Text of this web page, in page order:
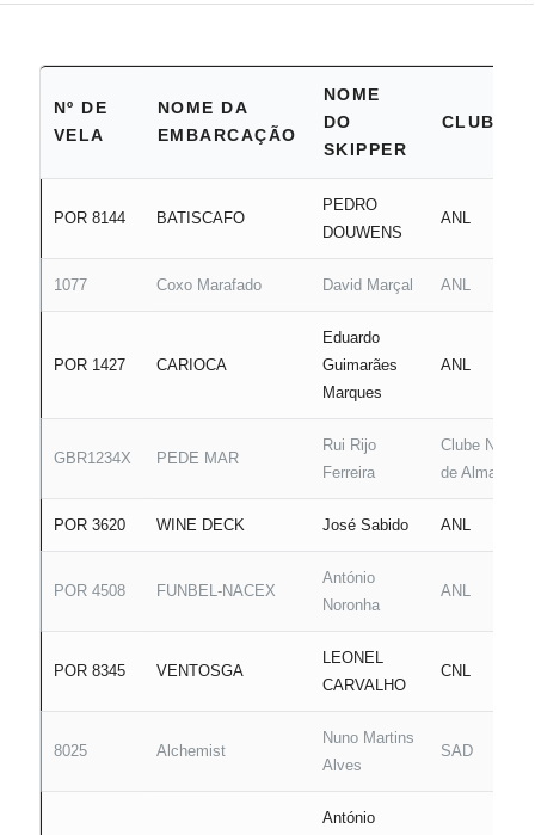
Nº DE
VELA
NOME DA
EMBARCAÇÃO
NOME
DO
SKIPPER
CLUBE
POR 8144 BATISCAFO
PEDRO
DOUWENS
ANL
1077 Coxo Marafado David Marçal ANL
POR 1427 CARIOCA
Eduardo
Guimarães
Marques
ANL
GBR1234X PEDE MAR
Rui Rijo
Ferreira
Clube
de Almada
POR 3620 WINE DECK José Sabido ANL
POR 4508 FUNBEL-NACEX
António
Noronha
ANL
POR 8345 VENTOSGA
LEONEL
CARVALHO
CNL
8025 Alchemist
Nuno Martins
Alves
SAD
António